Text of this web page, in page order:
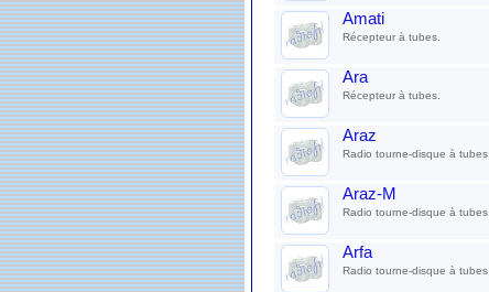
Amati
Récepteur à tubes.
Ara
Récepteur à tubes.
Araz
Radio tourne-disque à tubes.
Araz-M
Radio tourne-disque à tubes.
Arfa
Radio tourne-disque à tubes.